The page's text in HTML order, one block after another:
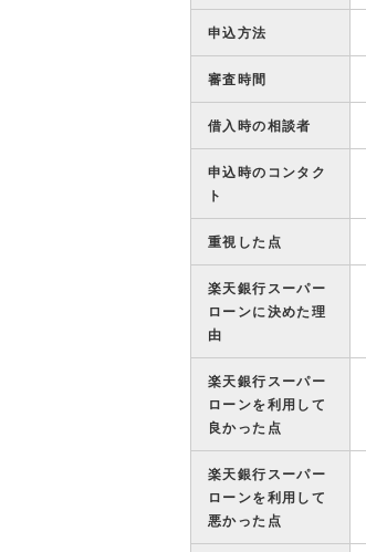
申込方法
審査時間
借入時の相談者
申込時のコンタク
ト
重視した点
楽天銀行スーパー
ローンに決めた理
由
楽天銀行スーパー
ローンを利用して
良かった点
楽天銀行スーパー
ローンを利用して
悪かった点